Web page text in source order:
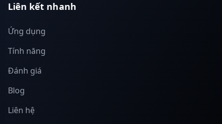
Liên kết nhanh
Ứng dụng
Tính năng
Đánh giá
Blog
Liên hệ